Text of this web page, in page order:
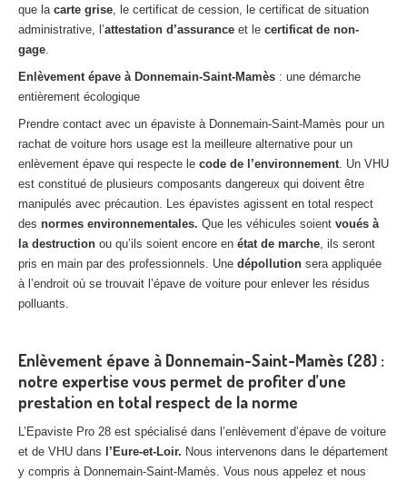
que la carte grise, le certificat de cession, le certificat de situation
administrative, l’attestation d’assurance et le certificat de non-
gage.
Enlèvement épave à Donnemain-Saint-Mamès : une démarche
entièrement écologique
Prendre contact avec un épaviste à Donnemain-Saint-Mamès pour un
rachat de voiture hors usage est la meilleure alternative pour un
enlèvement épave qui respecte le code de l’environnement. Un VHU
est constitué de plusieurs composants dangereux qui doivent être
manipulés avec précaution. Les épavistes agissent en total respect
des normes environnementales. Que les véhicules soient voués à
la destruction ou qu’ils soient encore en état de marche, ils seront
pris en main par des professionnels. Une dépollution sera appliquée
à l’endroit où se trouvait l’épave de voiture pour enlever les résidus
polluants.
Enlèvement épave à Donnemain-Saint-Mamès (28) :
notre expertise vous permet de profiter d’une
prestation en total respect de la norme
L’Epaviste Pro 28 est spécialisé dans l’enlèvement d’épave de voiture
et de VHU dans
l’Eure-et-Loir. Nous intervenons dans le département
y compris à Donnemain-Saint-Mamès. Vous nous appelez et nous